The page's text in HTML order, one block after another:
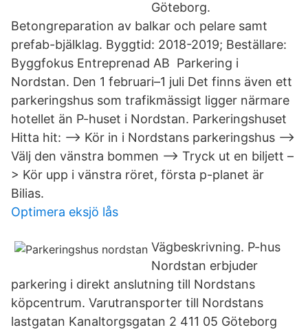
Göteborg.
Betongreparation av balkar och pelare samt
prefab-bjälklag. Byggtid: 2018-2019; Beställare:
Byggfokus Entreprenad AB Parkering i
Nordstan. Den 1 februari–1 juli Det finns även ett
parkeringshus som trafikmässigt ligger närmare
hotellet än P-huset i Nordstan. Parkeringshuset
Hitta hit: –> Kör in i Nordstans parkeringshus –>
Välj den vänstra bommen –> Tryck ut en biljett –
> Kör upp i vänstra röret, första p-planet är
Bilias.
Optimera eksjö lås
Vägbeskrivning. P-hus
Nordstan erbjuder
parkering i direkt anslutning till Nordstans
köpcentrum. Varutransporter till Nordstans
lastgatan Kanaltorgsgatan 2 411 05 Göteborg